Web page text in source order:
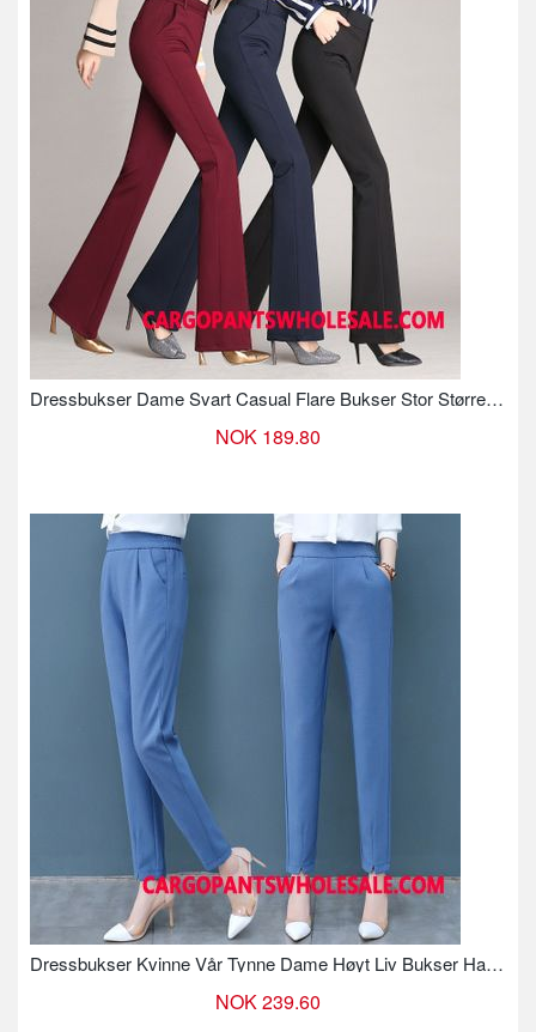
Dressbukser Dame Svart Casual Flare Bukser Stor Størrelse Høyt Liv
NOK 189.80
Dressbukser Kvinne Vår Tynne Dame Høyt Liv Bukser Harlan
NOK 239.60